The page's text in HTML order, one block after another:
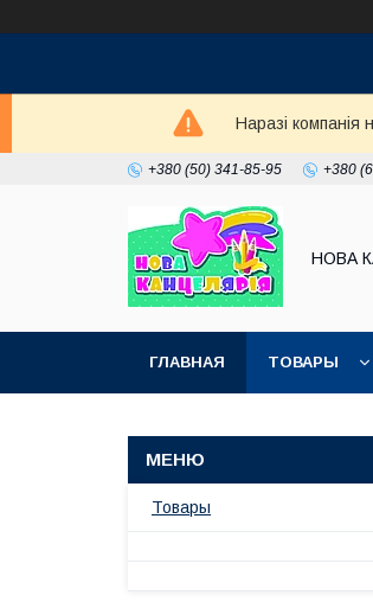
Наразі
+380 (50) 341-85-95 +380
НОВА
ГЛАВНАЯ ТОВАРЫ
Товары